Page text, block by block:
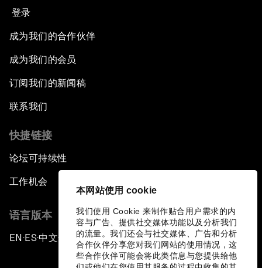
本网站使用 cookie
我们使用 Cookie 来制作贴合用户需求的内
容与广告、提供社交媒体功能以及分析我们
的流量。我们还会与社交媒体、广告和分析
合作伙伴分享您对我们网站的使用情况，这
些合作伙伴可能会将此类信息与您提供给他
登录
成为我们的合作伙伴
成为我们的会员
订阅我们的新闻稿
联系我们
快捷链接
论坛可持续性
工作机会
语言版本
EN ▪ES▪中文▪ 日本語